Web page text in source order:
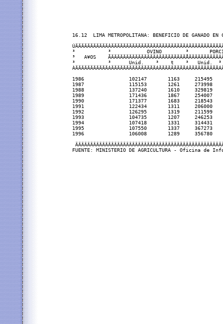
16.12  LIMA METROPOLITANA: BENEFICIO DE GANADO
³           ³            OVINO        ³
³   A¥OS
³           ³      Unid.    ³    t    ³   Unid.
1986               102147       1163     215495
1987               115153       1261     273998
1988               137240       1610     329819
1989               171436       1867     254007
1990               171377       1683     218543
1991               122434       1311     206000
1992               126295       1319     211599
1993               104735       1207     246253
1994               107418       1331     314431
1995               107550       1337     367273
1996               106008       1289     356780